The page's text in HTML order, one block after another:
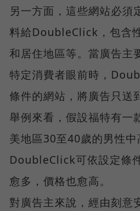
另一方面，這些網站必須
料給DoubleClick，包含
和居住地區等。當廣告主
特定消費者眼前時，
條件的網站，將廣告只送
舉例來看，假設福特有一
美地區30至40歲的男性中
DoubleClick可依設定條
愈多，價格也愈高。
對廣告主來說，經由刻意